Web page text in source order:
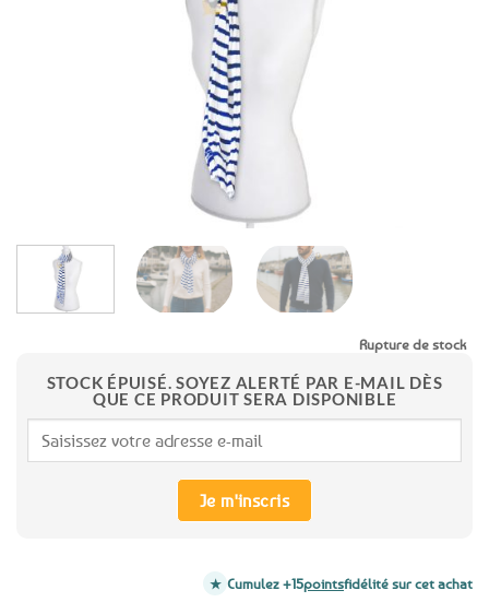
Rupture de stock
STOCK ÉPUISÉ. SOYEZ ALERTÉ PAR E-MAIL DÈS
QUE CE PRODUIT SERA DISPONIBLE
Je m'inscris
Cumulez +15pointsfidélité sur cet achat